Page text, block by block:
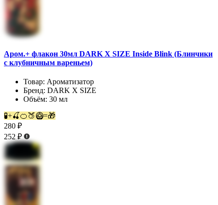
Аром.+ флакон 30мл DARK X SIZE Inside Blink (Блинчики
с клубничным вареньем)
Товар: Ароматизатор
Бренд: DARK X SIZE
Объём: 30 мл
🧪+🍒🍊🍑🥝=🎁
280 ₽
252 ₽